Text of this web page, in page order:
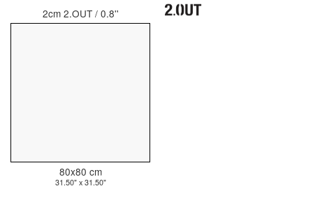
2cm 2.OUT / 0.8''
80x80 cm
31.50" x 31.50"